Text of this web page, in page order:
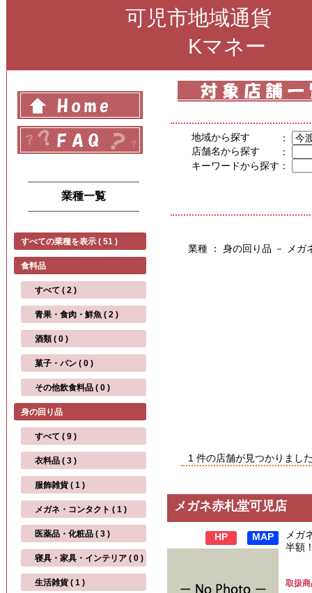
可児市地域通貨
Kマネー
業種一覧
すべての業種を表示 ( 51 )
食料品
すべて ( 2 )
青果・食肉・鮮魚 ( 2 )
酒類 ( 0 )
菓子・パン ( 0 )
その他飲食料品 ( 0 )
身の回り品
すべて ( 9 )
衣料品 ( 3 )
服飾雑貨 ( 1 )
メガネ・コンタクト ( 1 )
医薬品・化粧品 ( 3 )
寝具・家具・インテリア ( 0 )
生活雑貨 ( 1 )
地域から探す
：
店舗名から探す
：
キーワードから探す ：
業種 ： 身の回り品 － メ
1 件の店舗が見つかりまし
メガネ赤札堂可児店
MAP
HP
メガ
半額
取扱